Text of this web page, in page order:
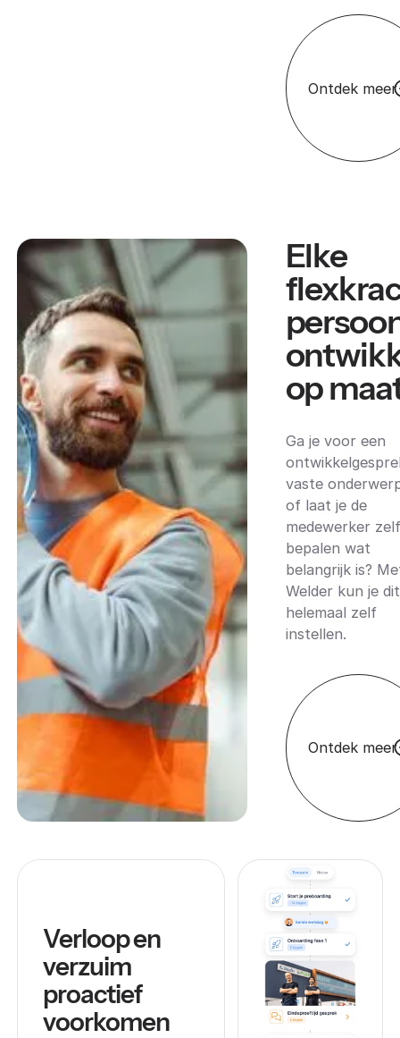
Ontdek meer
Elke
op
Ga je voor een
vaste
of laat je de
medewerker zelf
bepalen wat
belangrijk is?
Welder kun je dit
helemaal zelf
instellen.
Ontdek meer
Verloop en
verzuim
proactief
voorkomen